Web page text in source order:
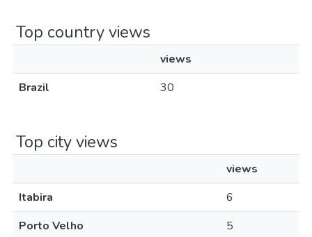
Top country views
views
Brazil
30
Top city views
views
Itabira
6
Porto Velho
5